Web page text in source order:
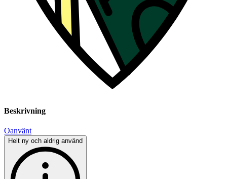
Beskrivning
Oanvänt
Helt ny och aldrig använd